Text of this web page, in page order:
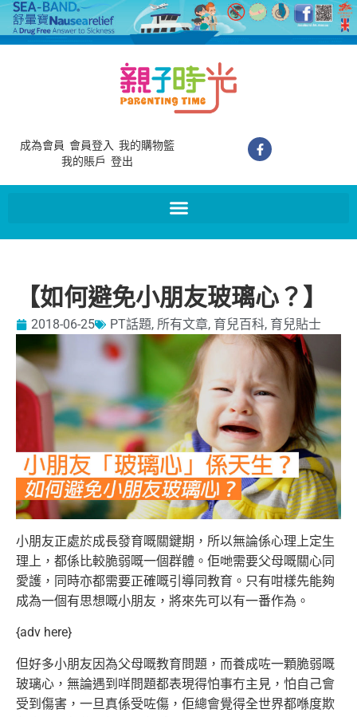
成為會員 會員登入 我的購物籃
我的賬戶 登出
【如何避免小朋友玻璃心？】
2018-06-25 PT話題, 所有文章, 育兒百科, 育兒貼士
小朋友正處於成長發育嘅關鍵期，所以無論係心理上定生
理上，都係比較脆弱嘅一個群體。佢哋需要父母嘅關心同
愛護，同時亦都需要正確嘅引導同教育。只有咁樣先能夠
成為一個有思想嘅小朋友，將來先可以有一番作為。
{adv here}
但好多小朋友因為父母嘅教育問題，而養成咗一顆脆弱嘅
玻璃心，無論遇到咩問題都表現得怕事冇主見，怕自己會
受到傷害，一旦真係受咗傷， 佢總會覺得全世界都喺度欺